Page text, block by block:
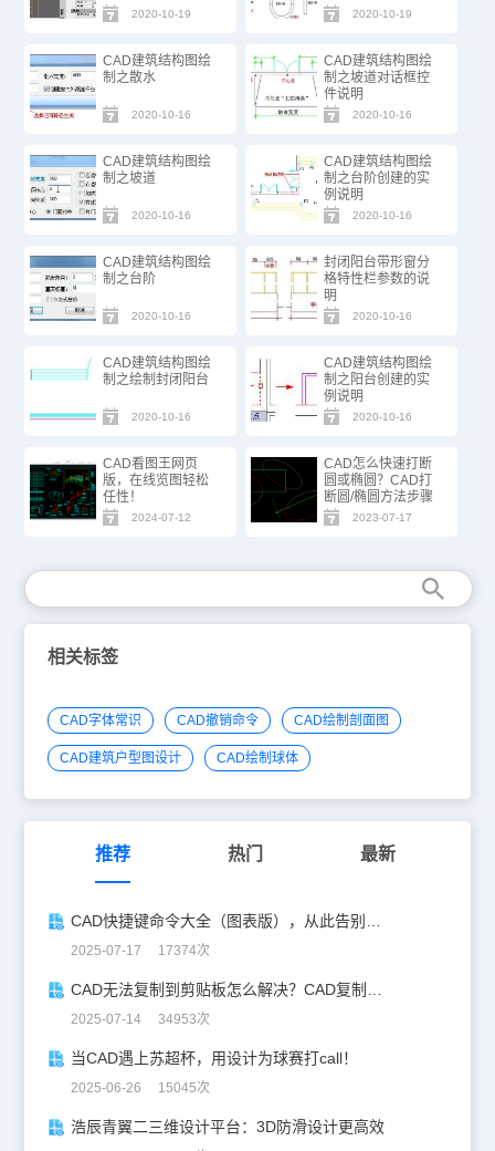
2020-10-19 2020-10-19
CAD建筑结构图绘
制之散水
2020-10-16
CAD建筑结构图绘
制之坡道对话框控
件说明
2020-10-16
CAD建筑结构图绘
制之坡道
2020-10-16
CAD建筑结构图绘
制之台阶创建的实
例说明
2020-10-16
CAD建筑结构图绘
制之台阶
2020-10-16
封闭阳台带形窗分
格特性栏参数的说
明
2020-10-16
CAD建筑结构图绘
制之绘制封闭阳台
2020-10-16
CAD建筑结构图绘
制之阳台创建的实
例说明
2020-10-16
CAD看图王网页
版，在线览图轻松
任性！
2024-07-12
CAD怎么快速打断
圆或椭圆？CAD打
断圆/椭圆方法步骤
2023-07-17
相关标签
CAD字体常识 CAD撤销命令 CAD绘制剖面图
CAD建筑户型图设计 CAD绘制球体
推荐 热门 最新
2025-07-17 17374次
2025-07-14 34953次
当CAD遇上苏超杯，用设计为球赛打call！
2025-06-26 15045次
浩辰青翼二三维设计平台：3D防滑设计更高效